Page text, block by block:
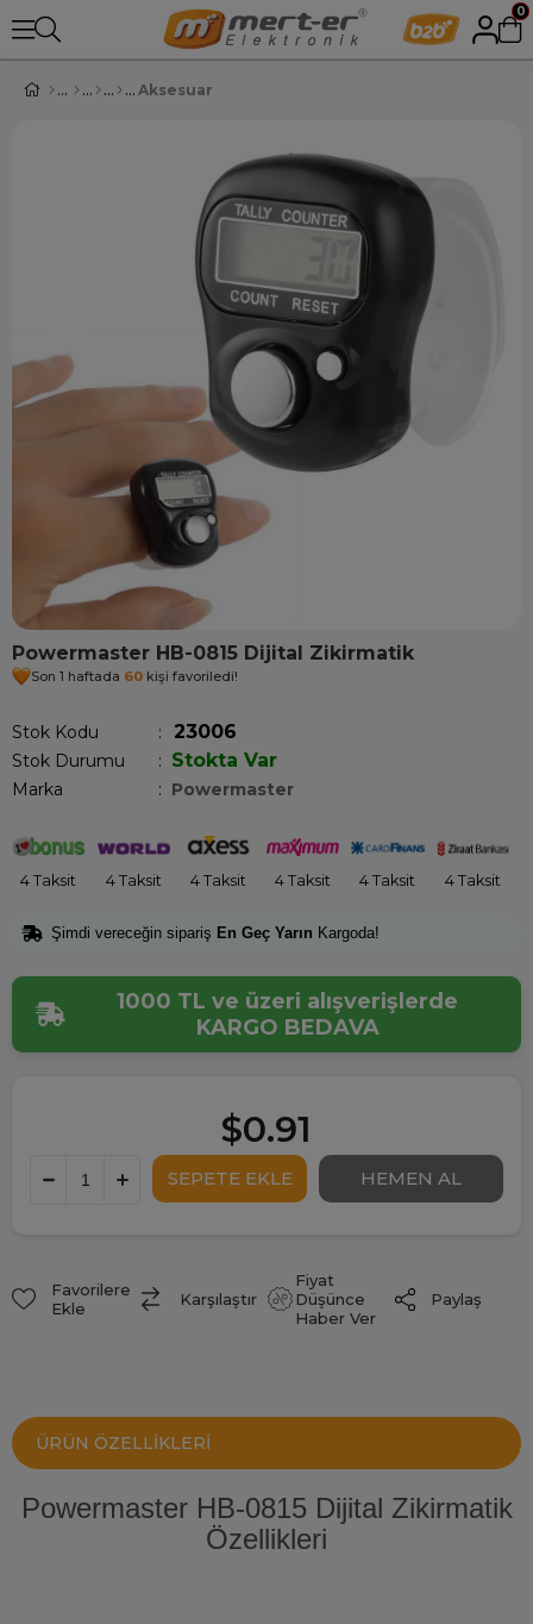
0
Aksesuar
Powermaster HB-0815 Dijital Zikirmatik
Son 1 haftada 60 kişi favoriledi!
Stok Kodu 23006
Stok Durumu : Stokta Var
Marka : Powermaster
4 Taksit 4 Taksit 4 Taksit 4 Taksit 4 Taksit 4 Taksit
Şimdi vereceğin sipariş En Geç Yarın Kargoda!
1000 TL ve üzeri alışverişlerde
KARGO BEDAVA
$0.91
Favorilere
Ekle
Karşılaştır
Fiyat
Düşünce
Haber Ver
Paylaş
ÜRÜN ÖZELLIKLERI
Powermaster HB-0815 Dijital Zikirmatik
Özellikleri